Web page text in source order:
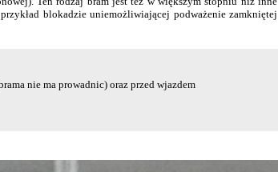
blokadzie uniemożliwiającej podważenie zamkniętej
nie ma prowadnic) oraz przed wjazdem